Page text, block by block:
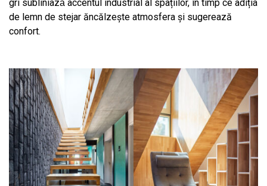
gri subliniazǎ accentul industrial al spațiilor, în timp ce adiția
de lemn de stejar ăncălzește atmosfera și sugerează
confort.